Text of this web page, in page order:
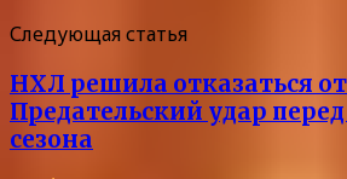
Следующая статья
НХЛ решила отказаться
Предательский удар
сезона